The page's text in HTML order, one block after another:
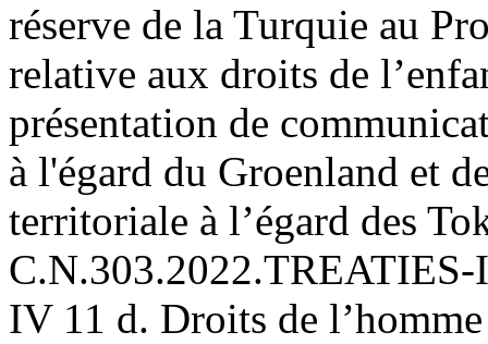
réserve de la Turquie au
relative aux droits de
présentation de
à l'égard du Groenland et
territoriale à l’égard des
C.N.303.2022.TREATIES-
IV 11 d. Droits de l’homme